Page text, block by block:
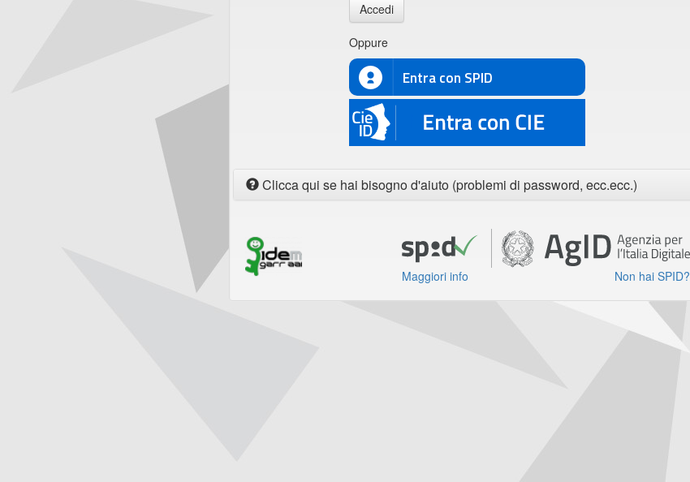
Accedi
Oppure
Entra con SPID
CIE
Clicca qui se hai bisogno d'aiuto (problemi di password, ecc.ecc.)
Maggiori info Non hai SPID?